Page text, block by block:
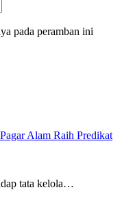
pada peramban ini
Alam Raih Predikat
tata kelola…